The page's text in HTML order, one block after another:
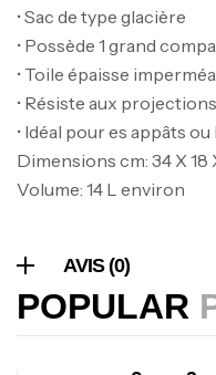
• Sac de type glacière
• Possède 1 grand
• Toile épaisse
• Résiste aux projections
• Idéal pour es appâts
Dimensions cm: 34 X 18
Volume: 14 L environ
AVIS (0)
POPULAR
Volant 3
367,000
Canne
Canne